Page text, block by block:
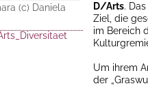
(c) Daniela
D/Arts. Das
Ziel, die
im Bereich
Um ihrem
der